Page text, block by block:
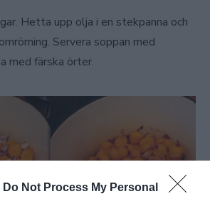
Do Not Process My Personal
Hetta upp olja i en stekpanna och
Servera soppan med
med färska örter.